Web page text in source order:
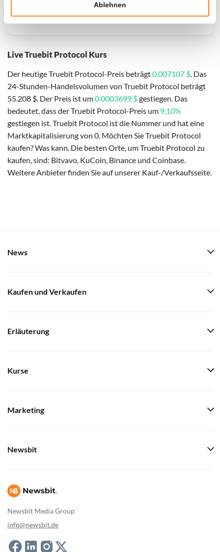
Ablehnen
Live Truebit Protocol Kurs
Der heutige Truebit Protocol-Preis beträgt0,007107 $. Das
24-Stunden-Handelsvolumen von Truebit Protocol beträgt
55.208 $. Der Preis ist um0,0003699 $gestiegen. Das
bedeutet, dass der Truebit Protocol-Preis um 9,10%
gestiegen ist. Truebit Protocol ist die Nummer und hat eine
Marktkapitalisierung von 0. Möchten Sie Truebit Protocol
kaufen? Was kann. Die besten Orte, um Truebit Protocol zu
kaufen, sind: Bitvavo, KuCoin, Binance und Coinbase.
Weitere Anbieter finden Sie auf unserer Kauf-/Verkaufsseite.
Newsbit Media Group
info@newsbit.de
News
Kaufen und Verkaufen
Erläuterung
Kurse
Marketing
Newsbit